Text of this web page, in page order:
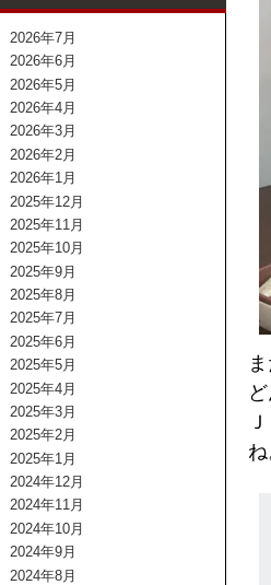
2026年7月
2026年6月
2026年5月
2026年4月
2026年3月
2026年2月
2026年1月
2025年12月
2025年11月
2025年10月
2025年9月
2025年8月
2025年7月
2025年6月
2025年5月
2025年4月
2025年3月
2025年2月
2025年1月
2024年12月
2024年11月
2024年10月
2024年9月
2024年8月
ね